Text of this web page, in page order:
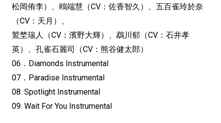
松岡侑李）、鴎端慧（CV：佐香智久）、五百雀玲於奈
（CV： 天月）、
鷲埜瑞人（CV：濱野大輝）、鵡川郁（CV：石井孝
英）、 孔雀石麗司（CV：熊谷健太郎）
06．Diamonds Instrumental
07．Paradise Instrumental
08. Spotlight Instrumental
09. Wait For You Instrumental